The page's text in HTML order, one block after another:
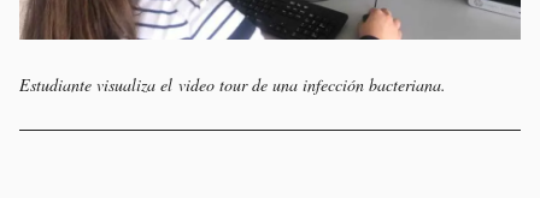
Estudiante visualiza el video tour de una infección bacteriana.